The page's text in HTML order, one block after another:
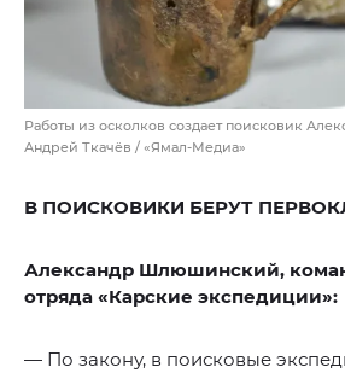
Работы из осколков создает поисковик
Андрей Ткачёв / «Ямал-Медиа»
В ПОИСКОВИКИ БЕРУТ
Александр Шлюшинский,
отряда «Карские экспедиции»:
— По закону, в поисковые